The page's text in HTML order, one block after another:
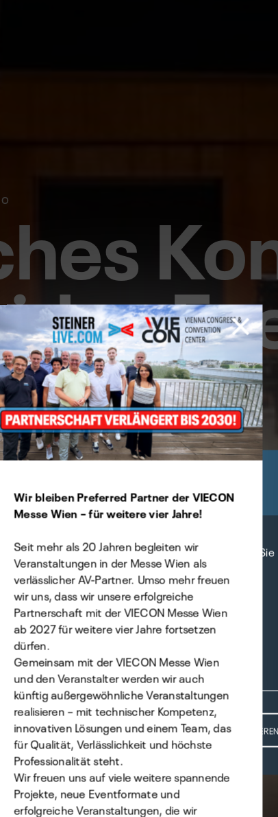
Konzert mit klassischem
Präferenzen
verwendet Cookies - selbstverständlich können Sie
welche Sie davon zulassen möchten.
ALLE
Wir bleiben Preferred Partner der VIECON
Messe Wien – für weitere vier Jahre!
Seit mehr als 20 Jahren begleiten wir
Veranstaltungen in der Messe Wien als
verlässlicher AV-Partner. Umso mehr freuen
wir uns, dass wir unsere erfolgreiche
Partnerschaft mit der VIECON Messe Wien
ab 2027 für weitere vier Jahre fortsetzen
dürfen.
Gemeinsam mit der VIECON Messe Wien
und den Veranstalter werden wir auch
künftig außergewöhnliche Veranstaltungen
realisieren – mit technischer Kompetenz,
innovativen Lösungen und einem Team, das
für Qualität, Verlässlichkeit und höchste
Professionalität steht.
Wir freuen uns auf viele weitere spannende
Projekte, neue Eventformate und
erfolgreiche Veranstaltungen, die wir